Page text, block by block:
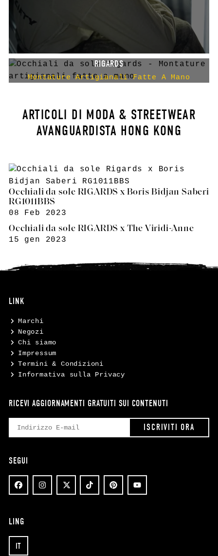
RIGARDS
Montature Artigianali Fatte A Mano
ARTICOLI DI MODA & STREETWEAR
AVANGUARDISTA HONG KONG
Occhiali da sole RIGARDS x Boris Bidjan Saberi
RG1011BBS
08 Feb 2023
Occhiali da sole RIGARDS x The Viridi-Anne
15 gen 2023
LINK
Marchi
Negozi
Chi siamo
Impressum
Termini & Condizioni
Informativa sulla Privacy
RICEVI AGGIORNAMENTI GRATUITI SUI CONTENUTI
SEGUI
LING
IT